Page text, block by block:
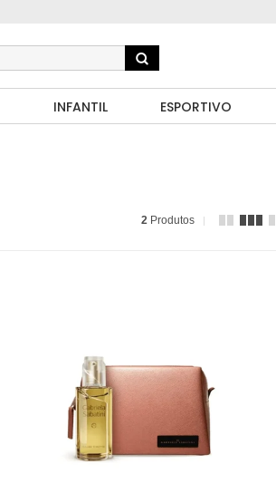
INFANTIL ESPORTIVO
2 Produtos